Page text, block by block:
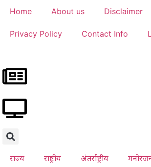
Home About us Disclaimer
Privacy Policy Contact Info
राज्य राष्ट्रीय अंतर्राष्ट्रीय